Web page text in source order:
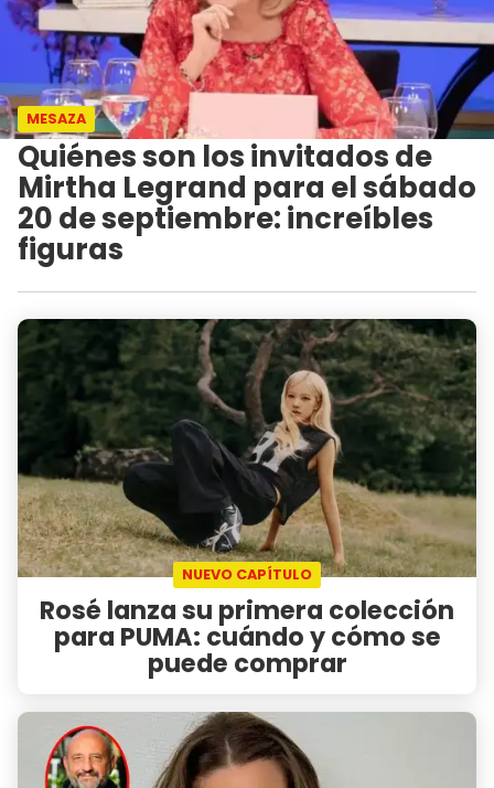
MESAZA
Quiénes son los invitados de
Mirtha Legrand para el sábado
20 de septiembre: increíbles
figuras
NUEVO CAPÍTULO
Rosé lanza su primera colección
para PUMA: cuándo y cómo se
puede comprar